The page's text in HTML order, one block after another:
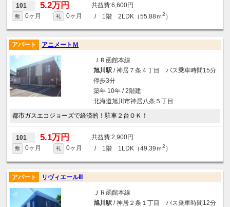
101 5.2万円 6,600円
敷 0ヶ月 礼 0ヶ月 / 1階 2LDK（55.88ｍ2 ）
アパート アニメートＭ
ＪＲ函館本線
旭川駅/ 神居７条４丁目 バス乗車時間15分
停歩3分
築年 10年 / 2階建
北海道旭川市神居八条５丁目
都市ガスエコジョーズで経済的！駐車２台ＯＫ！
101 5.1万円 2,900円
敷 0ヶ月 礼 0ヶ月 / 1階 1LDK（49.39ｍ2 ）
アパート リヴィエールⅢ
ＪＲ函館本線
旭川駅/ 神居２条１丁目 バス乗車時間12分